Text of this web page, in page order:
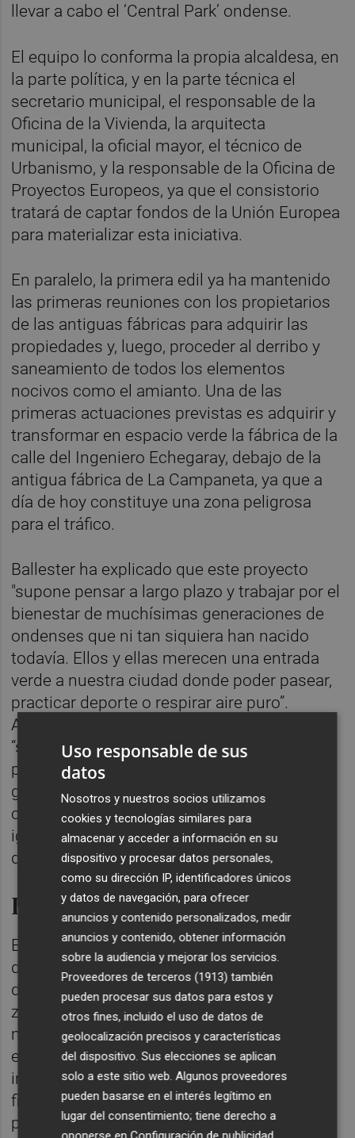
llevar a cabo el ‘Central Park’ ondense.
El equipo lo conforma la propia alcaldesa, en
la parte política, y en la parte técnica el
secretario municipal, el responsable de la
Oficina de la Vivienda, la arquitecta
municipal, la oficial mayor, el técnico de
Urbanismo, y la responsable de la Oficina de
Proyectos Europeos, ya que el consistorio
tratará de captar fondos de la Unión Europea
para materializar esta iniciativa.
En paralelo, la primera edil ya ha mantenido
las primeras reuniones con los propietarios
de las antiguas fábricas para adquirir las
propiedades y, luego, proceder al derribo y
saneamiento de todos los elementos
nocivos como el amianto. Una de las
primeras actuaciones previstas es adquirir y
transformar en espacio verde la fábrica de la
calle del Ingeniero Echegaray, debajo de la
antigua fábrica de La Campaneta, ya que a
día de hoy constituye una zona peligrosa
para el tráfico.
Ballester ha explicado que este proyecto
"supone pensar a largo plazo y trabajar por el
bienestar de muchísimas generaciones de
ondenses que ni tan siquiera han nacido
todavía. Ellos y ellas merecen una entrada
verde a nuestra ciudad donde poder pasear,
practicar deporte o respirar aire puro”.
Asimismo, la primera edil ha añadido que
“somos conscientes de la complejidad del
proyecto, pero que nadie dude que este
gobierno ya se ha puesto a trabajar para
convertirlo en realidad, y lo vamos a hacer
igual que hicimos el túnel de entrada o
decenas de proyectos más".
Integrar la ciudad
Entre los objetivos de la actuación, además
de los beneficios para el medio ambiente,
destaca “dar un empuje definitivo a toda la
zona del arrabal del castillo, para unir
mediante una gran zona verde el Tossalet y
el Monteblanco al casco urbano”. La
intervención también supondrá cambiar la
fisonomía histórica de la entrada a Onda
para proteger el Castillo de las 300 torres.
Uso responsable de sus
datos
Nosotros y nuestros socios utilizamos
cookies y tecnologías similares para
almacenar y acceder a información en su
dispositivo y procesar datos personales,
como su dirección IP, identificadores únicos
y datos de navegación, para ofrecer
anuncios y contenido personalizados, medir
anuncios y contenido, obtener información
sobre la audiencia y mejorar los servicios.
Proveedores de terceros (1913) también
pueden procesar sus datos para estos y
otros fines, incluido el uso de datos de
geolocalización precisos y características
del dispositivo. Sus elecciones se aplican
solo a este sitio web. Algunos proveedores
pueden basarse en el interés legítimo en
lugar del consentimiento; tiene derecho a